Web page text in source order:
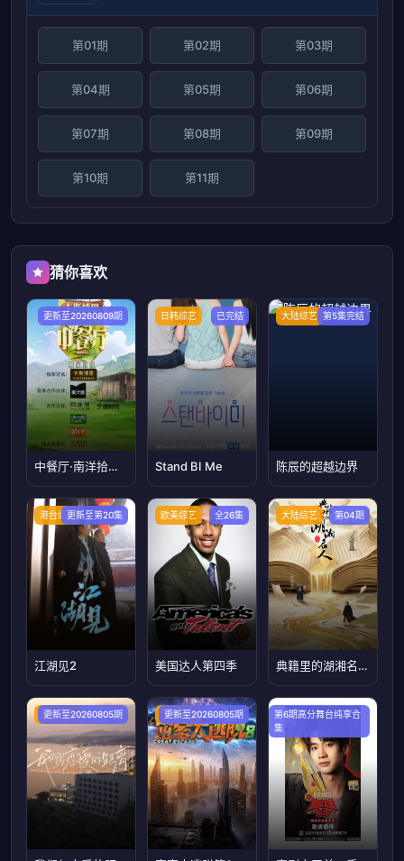
第01期 第02期 第03期
第04期 第05期 第06期
第07期 第08期 第09期
第10期 第11期
猜你喜欢
更新至20260809期
中餐厅·南洋拾光季独家直拍
日韩综艺 已完结
Stand BI Me
大陆综艺 第5集完结
陈辰的超越边界
港台综艺更新至第20集
江湖见2
欧美综艺 全26集
美国达人第四季
大陆综艺 第04期
典籍里的湖湘名人第二季
大陆综艺
更新至20260805期 大陆综艺
更新至20260805期
第6期高分舞台纯享合
集